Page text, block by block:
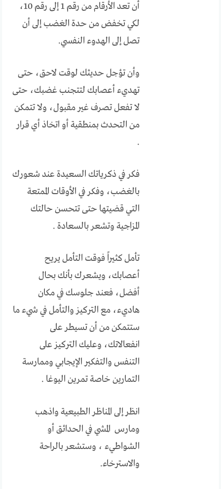
أن تعد الأرقام من رقم 1 إلى رقم 10،
لكي تخفض من حدة الغضب إلى أن
تصل إلى الهدوء النفسي.
وأن تؤجل حديثك لوقت لاحق، حتى
تهديء أعصابك لتتجنب غضبك، حتى
لا تفعل تصرف غير مقبول، ولا تتمكن
من التحدث بمنطقية أو اتخاذ أي قرار
.
فكر في ذكرياتك السعيدة عند شعورك
بالغضب، وفكر في الأوقات الممتعة
التي قضيتها حتى تتحسن حالتك
المزاجية وتشعر بالسعادة .
تأمل كثيراً فوقت التأمل يريح
أعصابك، ويشعرك بأنك بحال
أفضل، فعند جلوسك في مكان
هاديء، مع التركيز والتأمل في شيء ما
ستتمكن من أن تسيطر على
انفعالاتك، وعليك التركيز على
التنفس والتفكير الإيجابي وممارسة
التمارين خاصة تمرين اليوغا .
انظر إلى المناظر الطبيعية واذهب
ومارس المشي في الحدائق أو
الشواطيء ، وستشعر بالراحة
والاسترخاء.